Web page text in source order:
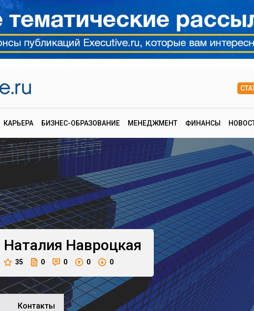
КАРЬЕРА БИЗНЕС-ОБРАЗОВАНИЕ МЕНЕДЖМЕНТ ФИНАНСЫ
Наталия Навроцкая
35 0 0 0 0
Контакты